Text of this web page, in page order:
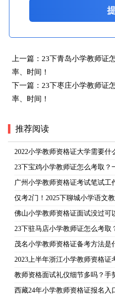
上一篇： 23下青岛小学教师证
率、时间！
下一篇： 23下枣庄小学教师证
率、时间！
推荐阅读
2022小学教师资格证大学需要什
23下宝鸡小学教师证怎么考取
广州小学教师资格证考试笔试
仅考2门！2025下聊城小学语文
佛山小学教师资格证面试没过可
23下驻马店小学教师证怎么考
茂名小学教师资格证备考方法是
2023上半年浙江小学教师资格证
教师资格面试礼仪细节多吗？手
西藏24年小学教师资格证报名入